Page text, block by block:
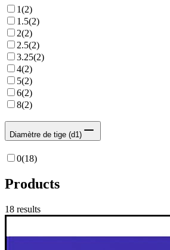
1(2)
1.5(2)
2(2)
2.5(2)
3.25(2)
4(2)
5(2)
6(2)
8(2)
Diamètre de tige (d1)
0(18)
Products
18 results